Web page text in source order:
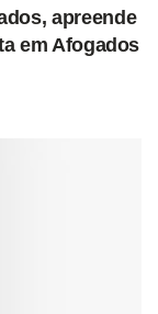
apreende
em Afogados